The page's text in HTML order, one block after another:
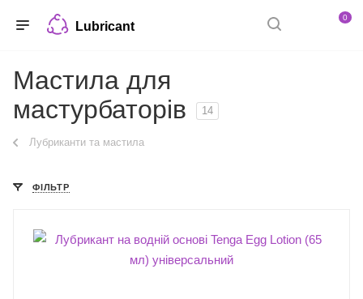
Lubricant
0
Мастила для
мастурбаторів
14
Лубриканти та мастила
ФІЛЬТР